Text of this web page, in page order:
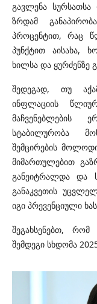
გავლენა
ზრდამ
პროცენტით, რაც
პუნქტით აისახა,
ხილსა და ყურძენზე
შედეგად, თუ
ინფლაციის
სტაბილურობა
შემცირების
მიმართულებით
განეიტრალდა და
განაკვეთის
იგი პრევენციული
შეგახსენებთ,
შემდეგი სხდომა